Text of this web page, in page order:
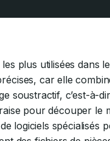
plus utilisées
car elle
soustractif, c’est-à-
pour découper le
logiciels